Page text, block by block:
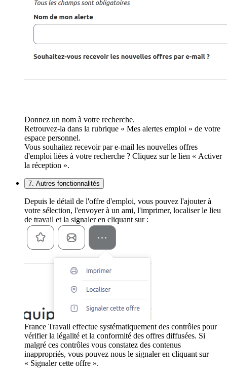
Donnez un nom à votre recherche.
Retrouvez-la dans la rubrique « Mes alertes emploi » de votre
espace personnel.
Vous souhaitez recevoir par e-mail les nouvelles offres
d'emploi liées à votre recherche ? Cliquez sur le lien « Activer
la réception ».
7. Autres fonctionnalités
Depuis le détail de l'offre d'emploi, vous pouvez l'ajouter à
votre sélection, l'envoyer à un ami, l'imprimer, localiser le lieu
de travail et la signaler en cliquant sur :
France Travail effectue systématiquement des contrôles pour
vérifier la légalité et la conformité des offres diffusées. Si
malgré ces contrôles vous constatez des contenus
inappropriés, vous pouvez nous le signaler en cliquant sur
« Signaler cette offre ».